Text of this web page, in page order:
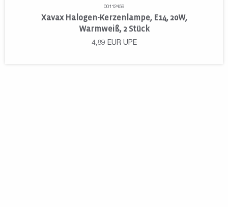
00112459
Xavax Halogen-Kerzenlampe, E14, 20W,
Warmweiß, 2 Stück
4,89 EUR UPE